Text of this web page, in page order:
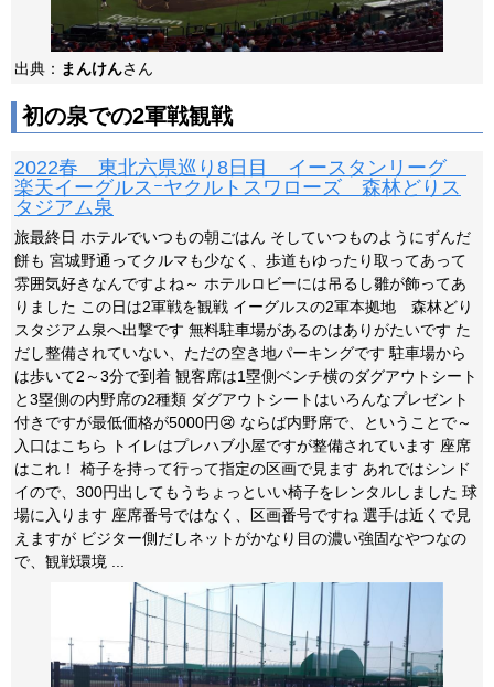
出典： まんけんさん
初の泉での2軍戦観戦
2022春 東北六県巡り8日目 イースタンリーグ
楽天イーグルスｰヤクルトスワローズ 森林どりス
タジアム泉
旅最終日 ホテルでいつもの朝ごはん そしていつものようにずんだ
餅も 宮城野通ってクルマも少なく、歩道もゆったり取ってあって
雰囲気好きなんですよね～ ホテルロビーには吊るし雛が飾ってあ
りました この日は2軍戦を観戦 イーグルスの2軍本拠地 森林どり
スタジアム泉へ出撃です 無料駐車場があるのはありがたいです た
だし整備されていない、ただの空き地パーキングです 駐車場から
は歩いて2～3分で到着 観客席は1塁側ベンチ横のダグアウトシート
と3塁側の内野席の2種類 ダグアウトシートはいろんなプレゼント
付きですが最低価格が5000円😢 ならば内野席で、ということで～
入口はこちら トイレはプレハブ小屋ですが整備されています 座席
はこれ！ 椅子を持って行って指定の区画で見ます あれではシンド
イので、300円出してもうちょっといい椅子をレンタルしました 球
場に入ります 座席番号ではなく、区画番号ですね 選手は近くで見
えますが ビジター側だしネットがかなり目の濃い強固なやつなの
で、観戦環境 ...